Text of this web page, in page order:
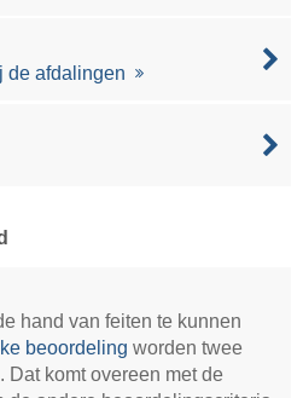
de afdalingen
hand van feiten te kunnen
beoordeling worden twee
Dat komt overeen met de